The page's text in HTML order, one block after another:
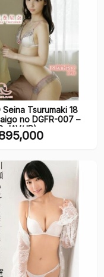
Seina Tsurumaki 18
no DGFR-007 –
JAV/JP)